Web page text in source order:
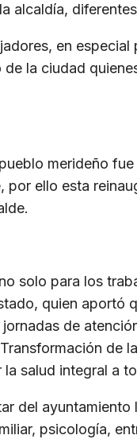
alcaldía,
en
la ciudad
merideño
ello esta
solo para los
quien
de
salud integral a
del
psicología,